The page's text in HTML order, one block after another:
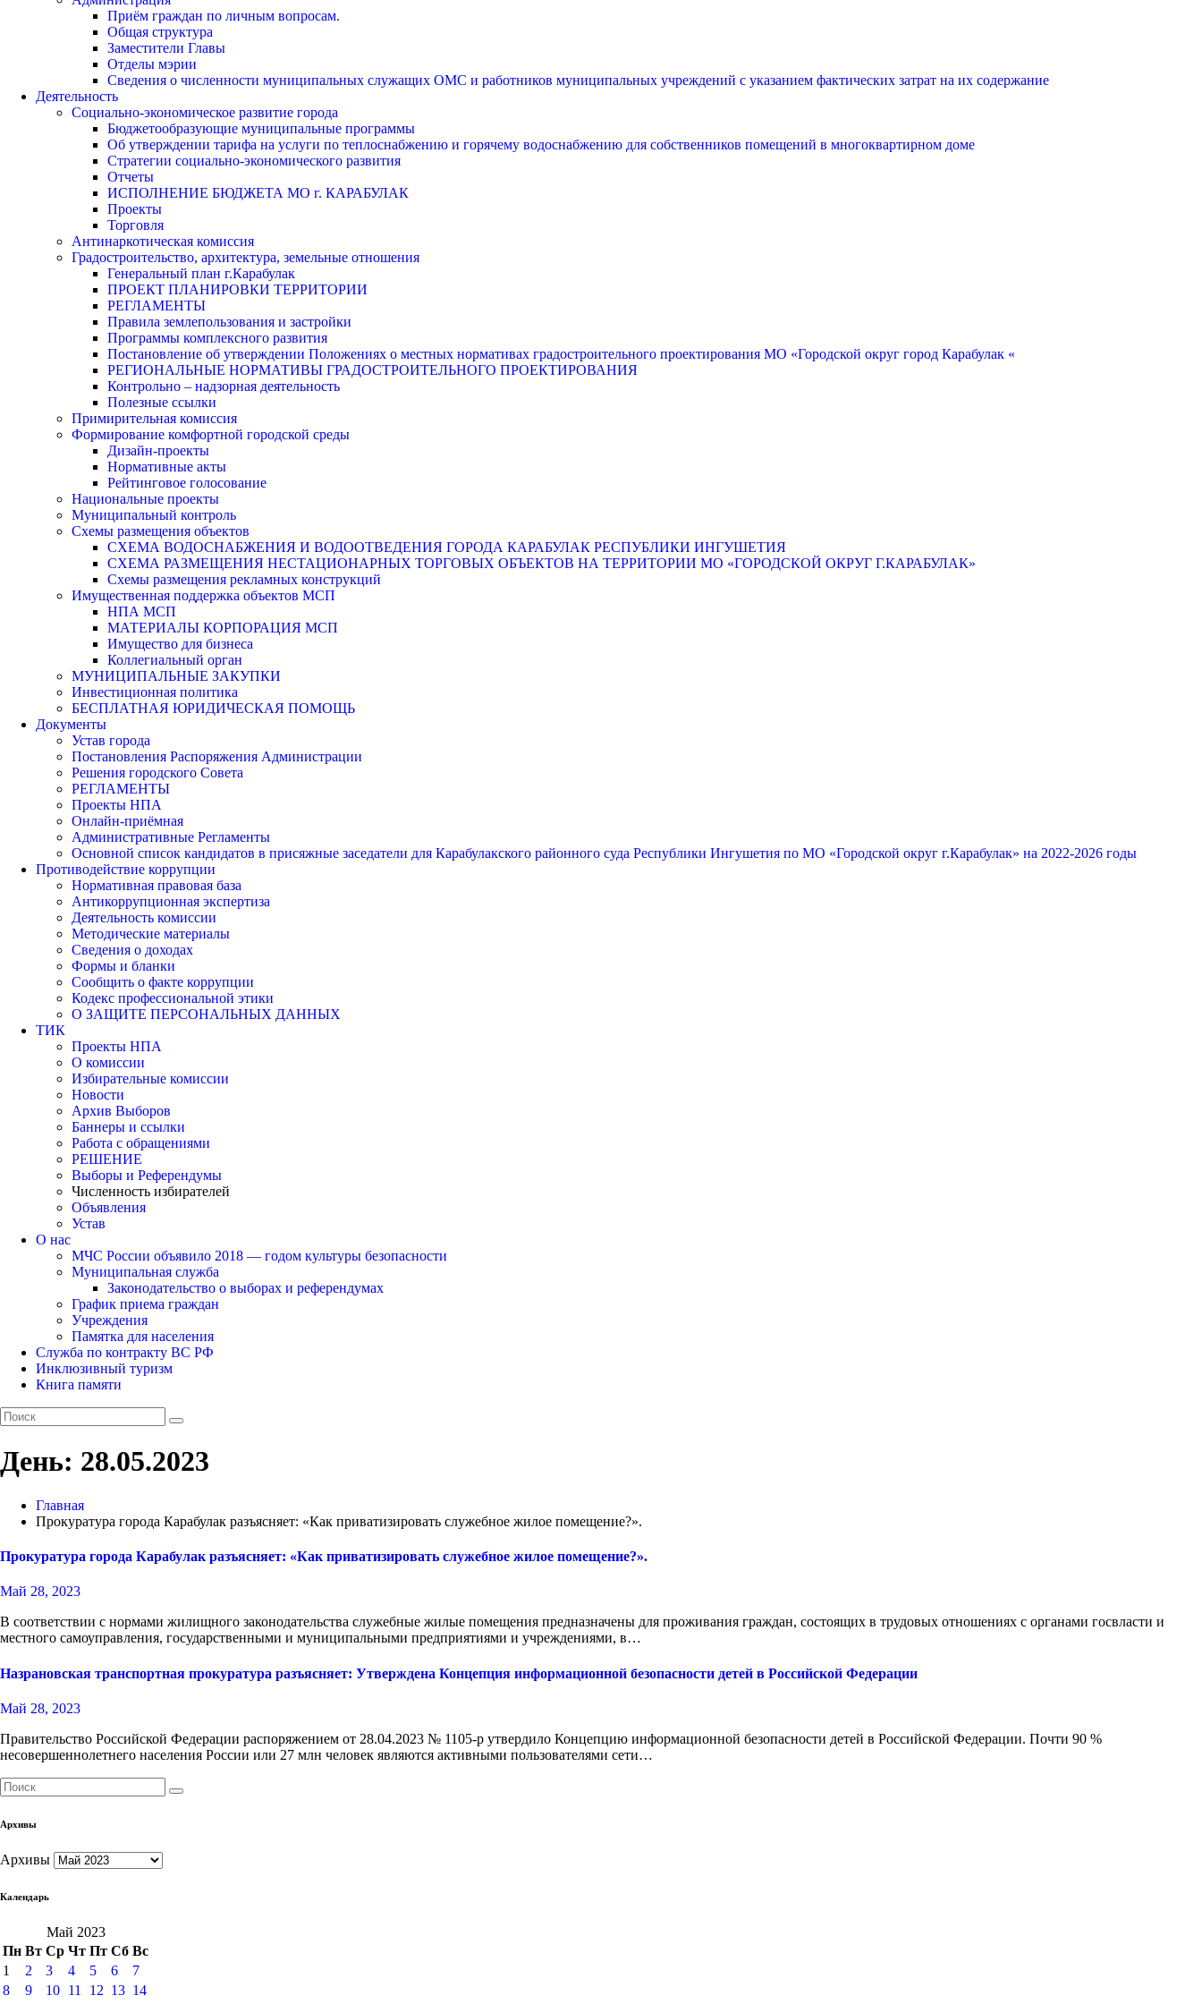
Приём граждан по личным вопросам.
Общая структура
Заместители Главы
Отделы мэрии
Сведения о численности муниципальных служащих ОМС и работников муниципальных учреждений с указанием фактических затрат на их содержание
Деятельность
Социально-экономическое развитие города
Бюджетообразующие муниципальные программы
Об утверждении тарифа на услуги по теплоснабжению и горячему водоснабжению для собственников помещений в многоквартирном доме
Стратегии социально-экономического развития
Отчеты
ИСПОЛНЕНИЕ БЮДЖЕТА МО г. КАРАБУЛАК
Проекты
Торговля
Антинаркотическая комиссия
Градостроительство, архитектура, земельные отношения
Генеральный план г.Карабулак
ПРОЕКТ ПЛАНИРОВКИ ТЕРРИТОРИИ
РЕГЛАМЕНТЫ
Правила землепользования и застройки
Программы комплексного развития
Постановление об утверждении Положениях о местных нормативах градостроительного проектирования МО «Городской округ город Карабулак «
РЕГИОНАЛЬНЫЕ НОРМАТИВЫ ГРАДОСТРОИТЕЛЬНОГО ПРОЕКТИРОВАНИЯ
Контрольно – надзорная деятельность
Полезные ссылки
Примирительная комиссия
Формирование комфортной городской среды
Дизайн-проекты
Нормативные акты
Рейтинговое голосование
Национальные проекты
Муниципальный контроль
Схемы размещения объектов
СХЕМА ВОДОСНАБЖЕНИЯ И ВОДООТВЕДЕНИЯ ГОРОДА КАРАБУЛАК РЕСПУБЛИКИ ИНГУШЕТИЯ
СХЕМА РАЗМЕЩЕНИЯ НЕСТАЦИОНАРНЫХ ТОРГОВЫХ ОБЪЕКТОВ НА ТЕРРИТОРИИ МО «ГОРОДСКОЙ ОКРУГ Г.КАРАБУЛАК»
Схемы размещения рекламных конструкций
Имущественная поддержка объектов МСП
НПА МСП
МАТЕРИАЛЫ КОРПОРАЦИЯ МСП
Имущество для бизнеса
Коллегиальный орган
МУНИЦИПАЛЬНЫЕ ЗАКУПКИ
Инвестиционная политика
БЕСПЛАТНАЯ ЮРИДИЧЕСКАЯ ПОМОЩЬ
Документы
Устав города
Постановления Распоряжения Администрации
Решения городского Совета
РЕГЛАМЕНТЫ
Проекты НПА
Онлайн-приёмная
Административные Регламенты
Основной список кандидатов в присяжные заседатели для Карабулакского районного суда Республики Ингушетия по МО «Городской округ г.Карабулак» на 2022-2026 годы
Противодействие коррупции
Нормативная правовая база
Антикоррупционная экспертиза
Деятельность комиссии
Методические материалы
Сведения о доходах
Формы и бланки
Сообщить о факте коррупции
Кодекс профессиональной этики
О ЗАЩИТЕ ПЕРСОНАЛЬНЫХ ДАННЫХ
ТИК
Проекты НПА
О комиссии
Избирательные комиссии
Новости
Архив Выборов
Баннеры и ссылки
Работа с обращениями
РЕШЕНИЕ
Выборы и Референдумы
Численность избирателей
Объявления
Устав
О нас
МЧС России объявило 2018 — годом культуры безопасности
Муниципальная служба
Законодательство о выборах и референдумах
График приема граждан
Учреждения
Памятка для населения
Служба по контракту ВС РФ
Инклюзивный туризм
Книга памяти
День: 28.05.2023
Главная
Прокуратура города Карабулак разъясняет: «Как приватизировать служебное жилое помещение?».
Прокуратура города Карабулак разъясняет: «Как приватизировать служебное жилое помещение?».
Май 28, 2023
В соответствии с нормами жилищного законодательства служебные жилые помещения предназначены для проживания граждан, состоящих в трудовых отношениях с органами госвласти и
местного самоуправления, государственными и муниципальными предприятиями и учреждениями, в…
Назрановская транспортная прокуратура разъясняет: Утверждена Концепция информационной безопасности детей в Российской Федерации
Май 28, 2023
Правительство Российской Федерации распоряжением от 28.04.2023 № 1105-р утвердило Концепцию информационной безопасности детей в Российской Федерации. Почти 90 %
несовершеннолетнего населения России или 27 млн человек являются активными пользователями сети…
Архивы
Архивы
Календарь
Май 2023
Пн Вт Ср Чт Пт Сб Вс
1
2 3 4 5 6
7
8
9 10 11 12 13 14